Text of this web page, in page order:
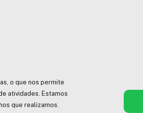
o que nos permite
atividades. Estamos
que realizamos.